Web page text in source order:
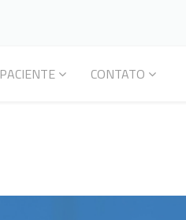
PACIENTE CONTATO